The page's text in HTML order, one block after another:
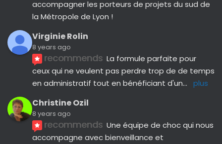
accompagner les porteurs de projets du sud de
la Métropole de Lyon !
Virginie Rolin
8 years ago
recommends La formule parfaite pour
ceux qui ne veulent pas perdre trop de de temps
en administratif tout en bénéficiant d'un... plus
Christine Ozil
8 years ago
recommends Une équipe de choc qui nous
accompagne avec bienveillance et